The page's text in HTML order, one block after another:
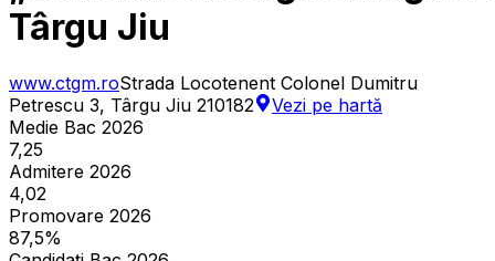
Târgu Jiu
www.ctgm.roStrada Locotenent Colonel Dumitru
Petrescu 3, Târgu Jiu 210182
Vezi pe hartă
Medie Bac 2026
7,25
Admitere 2026
4,02
Promovare 2026
87,5%